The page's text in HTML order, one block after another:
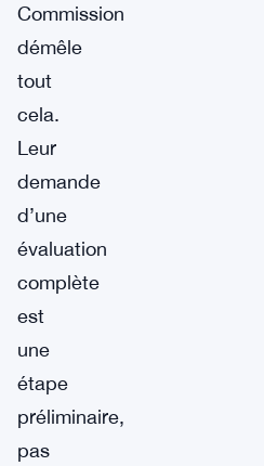
Commission
démêle
tout
cela.
Leur
demande
d’une
évaluation
complète
est
une
étape
préliminaire,
pas